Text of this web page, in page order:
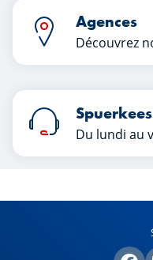
Agences
Découvrez
Du lundi au